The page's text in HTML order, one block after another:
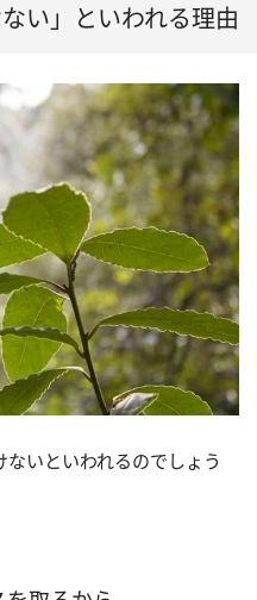
い」といわれる理由
いといわれるのでしょう